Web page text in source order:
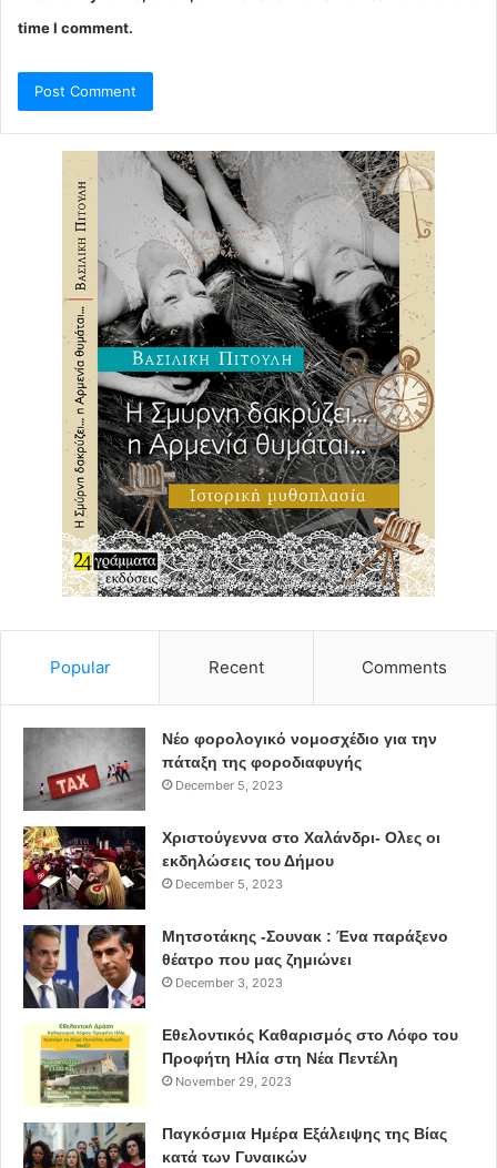
time I comment.
Popular Recent Comments
Νέο φορολογικό νομοσχέδιο για την
πάταξη της φοροδιαφυγής
December 5, 2023
Χριστούγεννα στο Χαλάνδρι- Ολες οι
εκδηλώσεις του Δήμου
December 5, 2023
Μητσοτάκης -Σουνακ : Ένα παράξενο
θέατρο που μας ζημιώνει
December 3, 2023
Εθελοντικός Καθαρισμός στο Λόφο του
Προφήτη Ηλία στη Νέα Πεντέλη
November 29, 2023
Παγκόσμια Ημέρα Εξάλειψης της Βίας
κατά των Γυναικών